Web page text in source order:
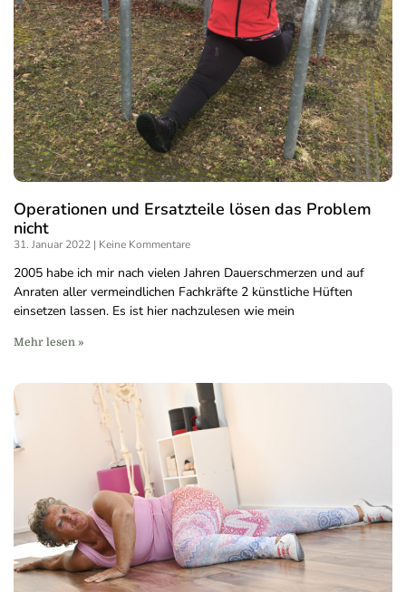
Operationen und Ersatzteile lösen das Problem
nicht
31. Januar 2022 Keine Kommentare
2005 habe ich mir nach vielen Jahren Dauerschmerzen und auf
Anraten aller vermeindlichen Fachkräfte 2 künstliche Hüften
einsetzen lassen. Es ist hier nachzulesen wie mein
Mehr lesen »